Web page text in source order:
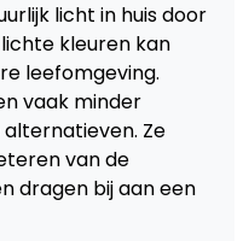
licht in huis door
kleuren kan
leefomgeving.
vaak minder
Ze
van de
dragen bij aan een